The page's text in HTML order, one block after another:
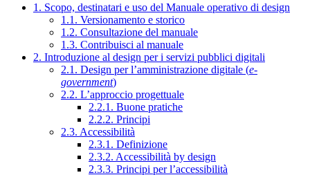
1. Scopo, destinatari e uso del Manuale operativo di design
1.1. Versionamento e storico
1.2. Consultazione del manuale
1.3. Contribuisci al manuale
2. Introduzione al design per i servizi pubblici digitali
2.1. Design per l’amministrazione digitale (e-
government)
2.2. L’approccio progettuale
2.2.1. Buone pratiche
2.2.2. Principi
2.3. Accessibilità
2.3.1. Definizione
2.3.2. Accessibilità by design
2.3.3. Principi per l’accessibilità